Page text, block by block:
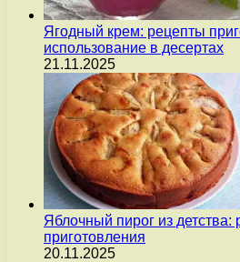
Ягодный крем: рецепты
использование в десертах
21.11.2025
Яблочный пирог из детства:
приготовления
20.11.2025